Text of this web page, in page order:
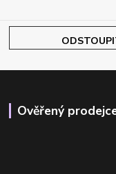
Ověřený